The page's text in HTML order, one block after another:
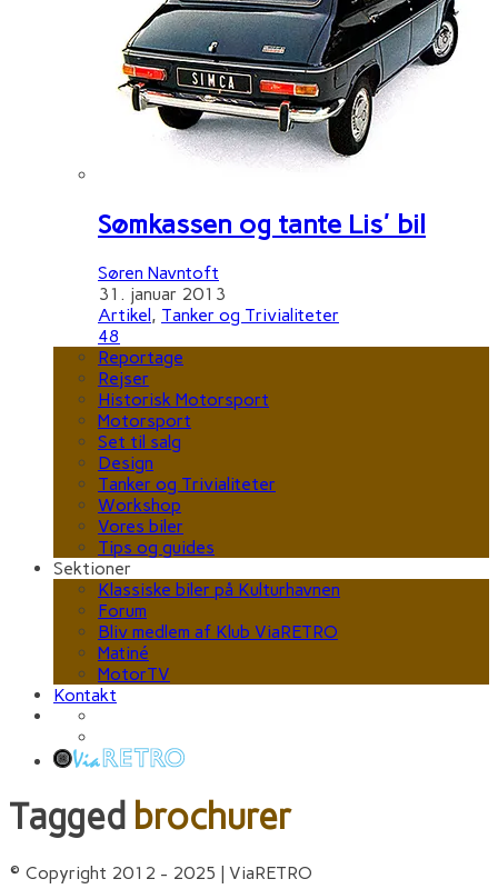
Sømkassen og tante Lis' bil
Søren Navntoft
31. januar 2013
Artikel, Tanker og Trivialiteter
48
Reportage
Rejser
Historisk Motorsport
Motorsport
Set til salg
Design
Tanker og Trivialiteter
Workshop
Vores biler
Tips og guides
Sektioner
Klassiske biler på Kulturhavnen
Forum
Bliv medlem af Klub ViaRETRO
Matiné
MotorTV
Kontakt
Tagged brochurer
© Copyright 2012 - 2025 | ViaRETRO